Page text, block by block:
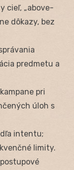
cieľ, „above-
dôkazy, bez
predmetu a
pri
úloh s
intentu;
limity.